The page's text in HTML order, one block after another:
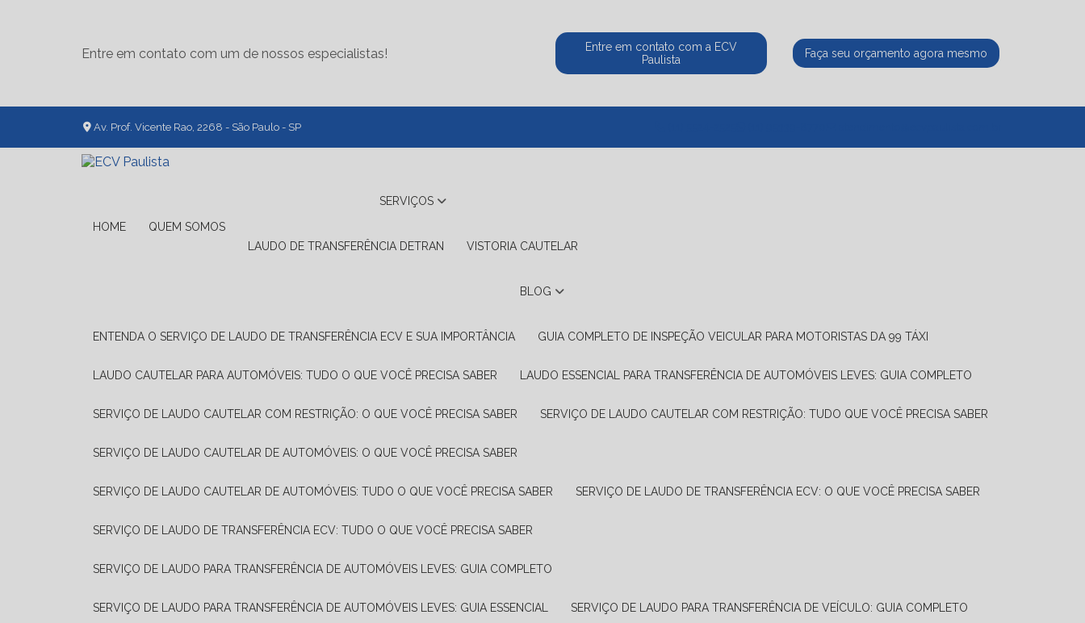
Entre em contato com um de nossos especialistas!
Entre em contato com a ECV
Paulista
Faça seu orçamento agora mesmo
Av. Prof. Vicente Rao, 2268 - São Paulo - SP
HOME QUEM SOMOS
SERVIÇOS
LAUDO DE TRANSFERÊNCIA DETRAN VISTORIA CAUTELAR
BLOG
ENTENDA O SERVIÇO DE LAUDO DE TRANSFERÊNCIA ECV E SUA IMPORTÂNCIA GUIA COMPLETO DE INSPEÇÃO VEICULAR PARA MOTORISTAS DA 99 TÁXI
LAUDO CAUTELAR PARA AUTOMÓVEIS: TUDO O QUE VOCÊ PRECISA SABER LAUDO ESSENCIAL PARA TRANSFERÊNCIA DE AUTOMÓVEIS LEVES: GUIA COMPLETO
SERVIÇO DE LAUDO CAUTELAR COM RESTRIÇÃO: O QUE VOCÊ PRECISA SABER SERVIÇO DE LAUDO CAUTELAR COM RESTRIÇÃO: TUDO QUE VOCÊ PRECISA SABER
SERVIÇO DE LAUDO CAUTELAR DE AUTOMÓVEIS: O QUE VOCÊ PRECISA SABER
SERVIÇO DE LAUDO CAUTELAR DE AUTOMÓVEIS: TUDO O QUE VOCÊ PRECISA SABER SERVIÇO DE LAUDO DE TRANSFERÊNCIA ECV: O QUE VOCÊ PRECISA SABER
SERVIÇO DE LAUDO DE TRANSFERÊNCIA ECV: TUDO O QUE VOCÊ PRECISA SABER
SERVIÇO DE LAUDO PARA TRANSFERÊNCIA DE AUTOMÓVEIS LEVES: GUIA COMPLETO
SERVIÇO DE LAUDO PARA TRANSFERÊNCIA DE AUTOMÓVEIS LEVES: GUIA ESSENCIAL SERVIÇO DE LAUDO PARA TRANSFERÊNCIA DE VEÍCULO: GUIA COMPLETO